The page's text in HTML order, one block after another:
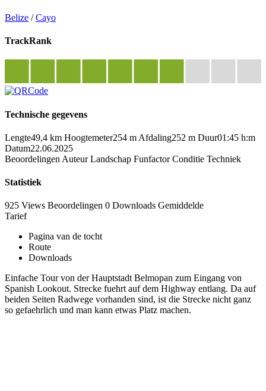
Belize /Cayo
TrackRank
Technische gegevens
Lengte49,4 km Hoogtemeter254 m Afdaling252 m Duur01:45 h:m
Datum22.06.2025
Beoordelingen Auteur Landschap Funfactor Conditie Techniek
Statistiek
925 Views Beoordelingen 0 Downloads Gemiddelde
Tarief
Pagina van de tocht
Route
Downloads
Einfache Tour von der Hauptstadt Belmopan zum Eingang von
Spanish Lookout. Strecke fuehrt auf dem Highway entlang. Da auf
beiden Seiten Radwege vorhanden sind, ist die Strecke nicht ganz
so gefaehrlich und man kann etwas Platz machen.